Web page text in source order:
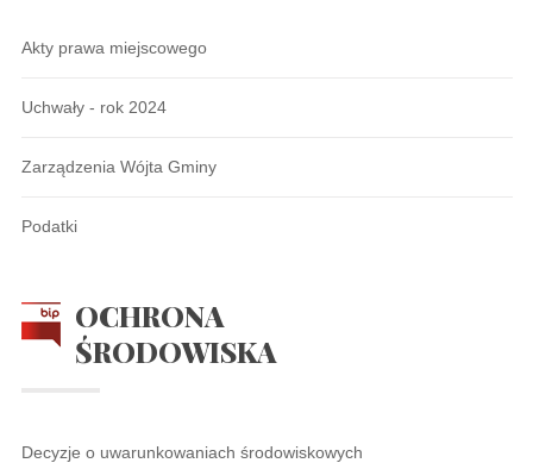
Akty prawa miejscowego
Uchwały - rok 2024
Zarządzenia Wójta Gminy
Podatki
OCHRONA
ŚRODOWISKA
Decyzje o uwarunkowaniach środowiskowych